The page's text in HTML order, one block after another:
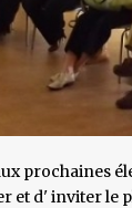
prochaines
et d' inviter le